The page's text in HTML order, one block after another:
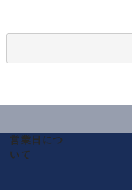
営業日につ
いて